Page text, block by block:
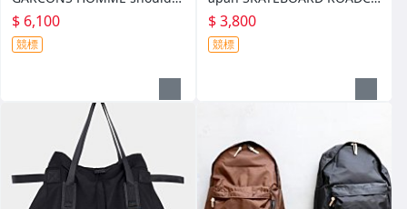
bag
$ 6,100
競標
ASSIC SK PA OX
$ 3,800
競標